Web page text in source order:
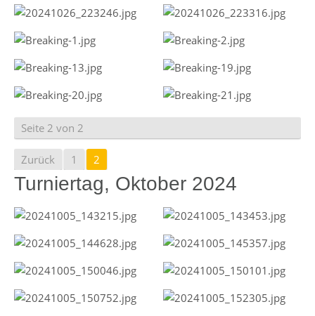
Seite 2 von 2
Zurück 1 2
Turniertag, Oktober 2024